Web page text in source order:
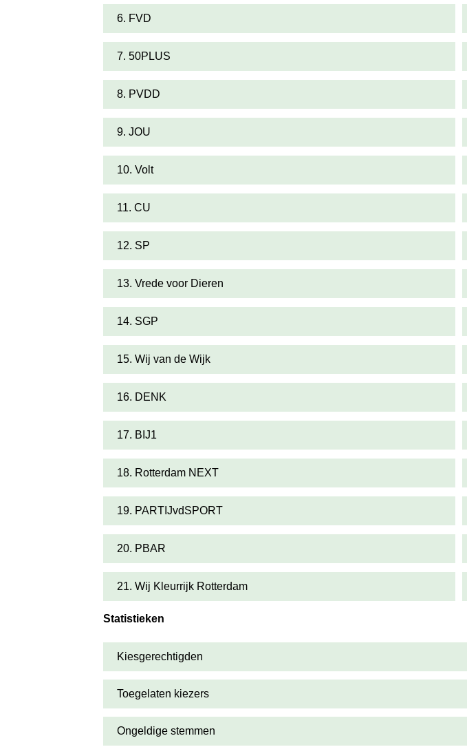
6. FVD
7. 50PLUS
8. PVDD
9. JOU
10. Volt
11. CU
12. SP
13. Vrede voor Dieren
14. SGP
15. Wij van de Wijk
16. DENK
17. BIJ1
18. Rotterdam NEXT
19. PARTIJvdSPORT
20. PBAR
21. Wij Kleurrijk Rotterdam
Statistieken
Kiesgerechtigden
Toegelaten kiezers
Ongeldige stemmen